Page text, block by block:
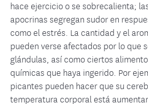
hace ejercicio o se sobrecalienta;
apocrinas segregan sudor en
como el estrés. La cantidad y el
pueden verse afectados por lo que
glándulas, así como ciertos
químicas que haya ingerido. Por
picantes pueden hacer que su
temperatura corporal está